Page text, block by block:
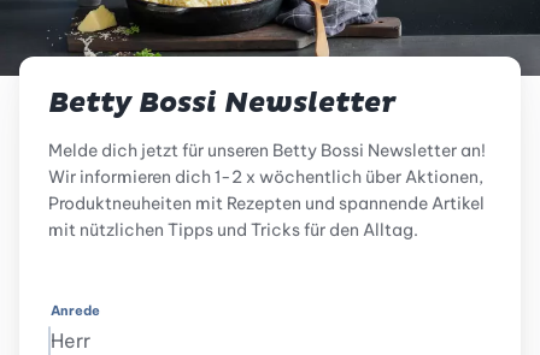
Betty Bossi Newsletter
Melde dich jetzt für unseren Betty Bossi Newsletter an!
Wir informieren dich 1-2 x wöchentlich über Aktionen,
Produktneuheiten mit Rezepten und spannende Artikel
mit nützlichen Tipps und Tricks für den Alltag.
Anrede
Herr